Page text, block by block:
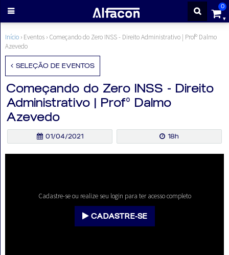
0
ENTRAR
CADASTRE-
SE
Cursos
Cursos
Início › Eventos › Começando do Zero INSS - Direito Administrativo | Profº Dalmo
Azevedo
SELEÇÃO DE EVENTOS
Começando do Zero INSS - Direito
Administrativo | Profº Dalmo
Azevedo
01/04/2021 18h
Cadastre-se ou realize seu login para ter acesso completo
CADASTRE-SE